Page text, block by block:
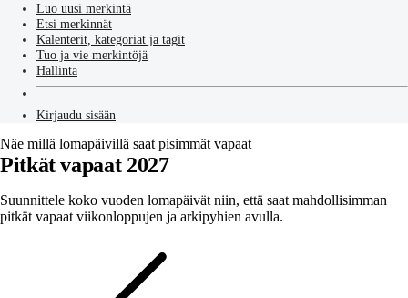
Luo uusi merkintä
Etsi merkinnät
Kalenterit, kategoriat ja tagit
Tuo ja vie merkintöjä
Hallinta
Kirjaudu sisään
Näe millä lomapäivillä saat pisimmät vapaat
Pitkät vapaat 2027
Suunnittele koko vuoden lomapäivät niin, että saat mahdollisimman
pitkät vapaat viikonloppujen ja arkipyhien avulla.